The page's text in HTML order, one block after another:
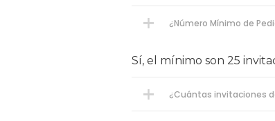
¿Número Mínimo de
Sí, el mínimo son 25
¿Cuántas invitaciones